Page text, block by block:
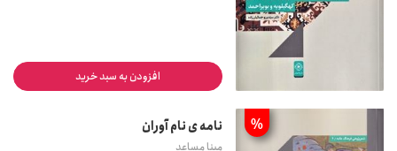
افزودن به سبد خرید
% نامه ی نام آوران
مینا مساعد